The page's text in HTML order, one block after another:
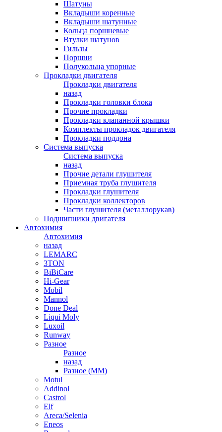
Шатуны
Вкладыши коренные
Вкладыши шатунные
Кольца поршневые
Втулки шатунов
Гильзы
Поршни
Полукольца упорные
Прокладки двигателя
Прокладки двигателя
назад
Прокладки головки блока
Прочие прокладки
Прокладки клапанной крышки
Комплекты прокладок двигателя
Прокладки поддона
Система выпуска
Система выпуска
назад
Прочие детали глушителя
Приемная труба глушителя
Прокладки глушителя
Прокладки коллекторов
Части глушителя (металлорукав)
Подшипники двигателя
Автохимия
Автохимия
назад
LEMARC
3TON
BiBiCare
Hi-Gear
Mobil
Mannol
Done Deal
Liqui Moly
Luxoil
Runway
Разное
Разное
назад
Разное (ММ)
Motul
Addinol
Castrol
Elf
Areca/Selenia
Eneos